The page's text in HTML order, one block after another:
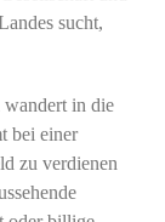
sucht,
in die
bei einer
zu verdienen